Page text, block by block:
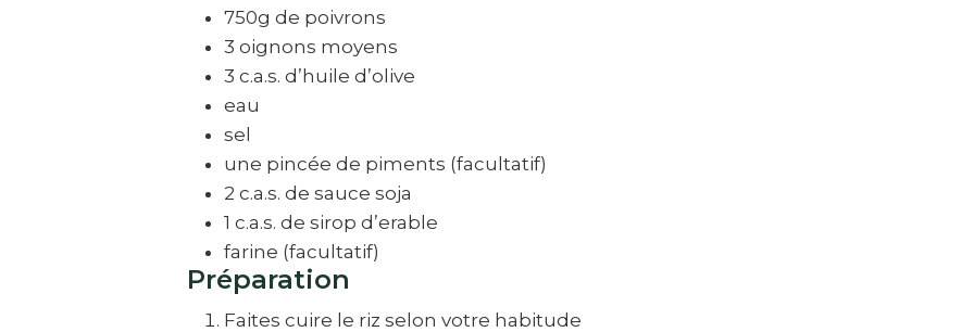
750g de poivrons
3 oignons moyens
3 c.a.s. d’huile d’olive
eau
sel
une pincée de piments (facultatif)
2 c.a.s. de sauce soja
1 c.a.s. de sirop d’erable
farine (facultatif)
Préparation
Faites cuire le riz selon votre habitude